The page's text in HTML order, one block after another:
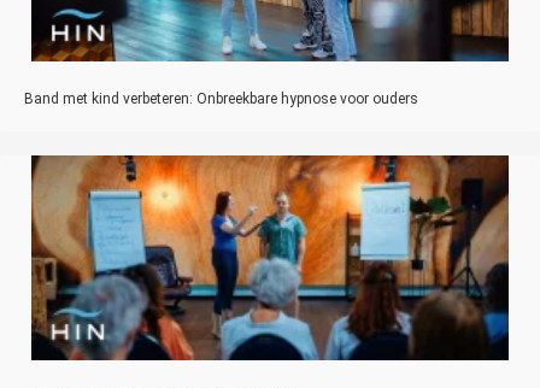
Band met kind verbeteren: Onbreekbare hypnose voor ouders